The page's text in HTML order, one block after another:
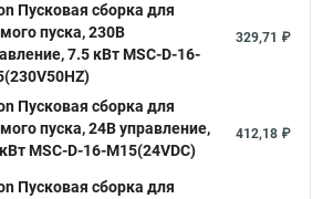
Пусковая сборка для
пуска, 230В
7.5 кВт MSC-D-16-
329,71 ₽
Пусковая сборка для
пуска, 24В управление,
MSC-D-16-M15(24VDC)
412,18 ₽
Пусковая сборка для